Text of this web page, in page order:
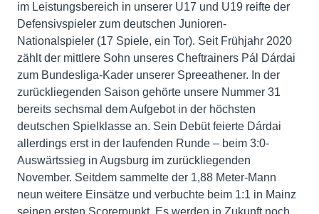
im Leistungsbereich in unserer U17 und U19 reifte der
Defensivspieler zum deutschen Junioren-
Nationalspieler (17 Spiele, ein Tor). Seit Frühjahr 2020
zählt der mittlere Sohn unseres Cheftrainers Pál Dárdai
zum Bundesliga-Kader unserer Spreeathener. In der
zurückliegenden Saison gehörte unsere Nummer 31
bereits sechsmal dem Aufgebot in der höchsten
deutschen Spielklasse an. Sein Debüt feierte Dárdai
allerdings erst in der laufenden Runde – beim 3:0-
Auswärtssieg in Augsburg im zurückliegenden
November. Seitdem sammelte der 1,88 Meter-Mann
neun weitere Einsätze und verbuchte beim 1:1 in Mainz
seinen ersten Scorerpunkt. Es werden in Zukunft noch